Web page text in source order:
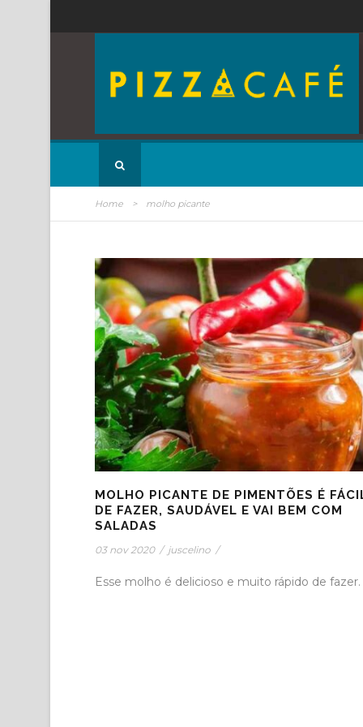
Home > molho picante
MOLHO PICANTE DE PIMENTÕES É
DE FAZER, SAUDÁVEL E VAI BEM COM
SALADAS
03 nov 2020 / juscelino /
Esse molho é delicioso e muito rápido de fazer.